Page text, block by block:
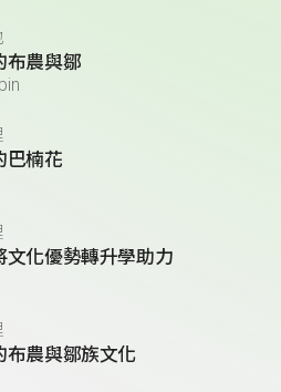
布農與鄒
巴楠花
文化優勢轉升學助力
布農與鄒族文化